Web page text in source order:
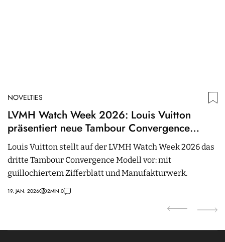
NOVELTIES
LVMH Watch Week 2026: Louis Vuitton
präsentiert neue Tambour Convergence
Guilloché
Louis Vuitton stellt auf der LVMH Watch Week 2026 das
dritte Tambour Convergence Modell vor: mit
guillochiertem Zifferblatt und Manufakturwerk.
19. JAN. 2026 2MIN.0